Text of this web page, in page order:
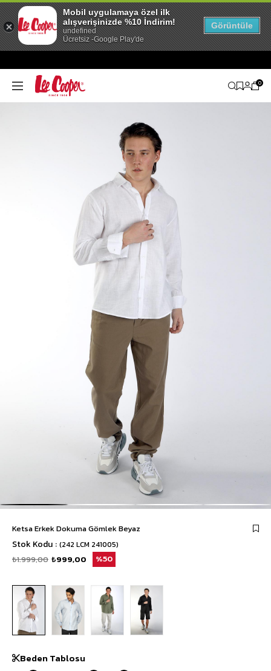
0
Ketsa Erkek Dokuma Gömlek Beyaz
Stok Kodu (242 LCM 241005)
₺1.999,00 ₺999,00 50
Beden Tablosu
Mobil uygulamaya özel ilk
alışverişinizde %10 İndirim!
undefined
Ücretsiz -Google Play'de
Görüntüle